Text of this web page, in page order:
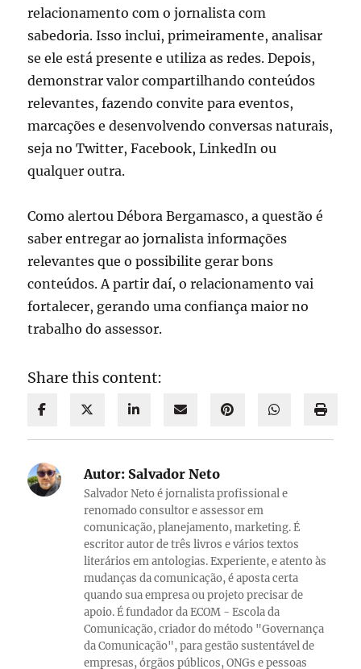
relacionamento com o jornalista com
sabedoria. Isso inclui, primeiramente, analisar
se ele está presente e utiliza as redes. Depois,
demonstrar valor compartilhando conteúdos
relevantes, fazendo convite para eventos,
marcações e desenvolvendo conversas naturais,
seja no Twitter, Facebook, LinkedIn ou
qualquer outra.
Como alertou Débora Bergamasco, a questão é
saber entregar ao jornalista informações
relevantes que o possibilite gerar bons
conteúdos. A partir daí, o relacionamento vai
fortalecer, gerando uma confiança maior no
trabalho do assessor.
Share this content:
Autor: Salvador Neto
Salvador Neto é jornalista profissional e
renomado consultor e assessor em
comunicação, planejamento, marketing. É
escritor autor de três livros e vários textos
literários em antologias. Experiente, e atento às
mudanças da comunicação, é aposta certa
quando sua empresa ou projeto precisar de
apoio. É fundador da ECOM - Escola da
Comunicação, criador do método "Governança
da Comunicação", para gestão sustentável de
empresas, órgãos públicos, ONGs e pessoas